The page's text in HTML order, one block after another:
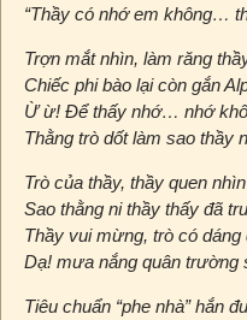
“Thầy có nhớ em không…
Trợn mắt nhìn, làm răng
Chiếc phi bào lại còn gắn
Ừ ừ! Để thấy nhớ… nhớ
Thằng trò dốt làm sao thầy
Trò của thầy, thầy quen
Sao thằng ni thầy thấy đã
Thầy vui mừng, trò có dáng
Dạ! mưa nắng quân trường
Tiêu chuẩn “phe nhà” hắn